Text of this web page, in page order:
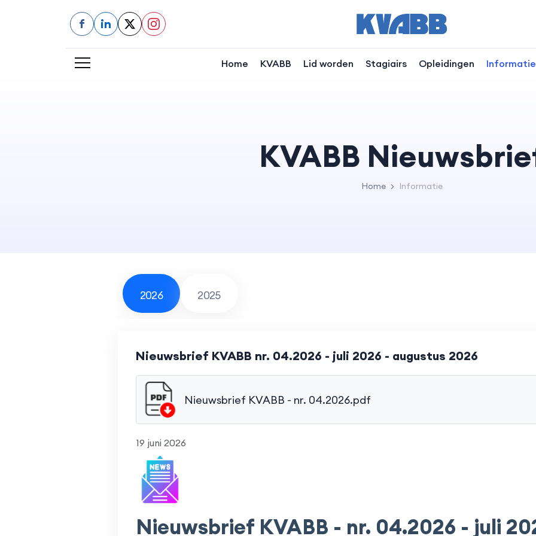
f in
Home KVABB Lid worden Stagiairs Opleidingen Informatie
KVABB
Home Informatie
2026 2025
Nieuwsbrief KVABB nr. 04.2026 - juli 2026 - augustus 2026
Nieuwsbrief KVABB - nr. 04.2026.pdf
19 juni 2026
Nieuwsbrief KVABB - nr. 04.2026 - juli